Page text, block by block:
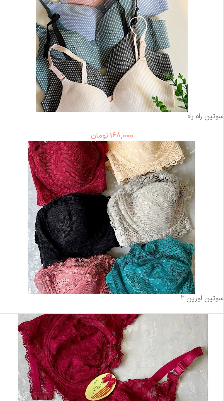
سوتین راه راه
168,000 تومان
سوتین لورین ۲